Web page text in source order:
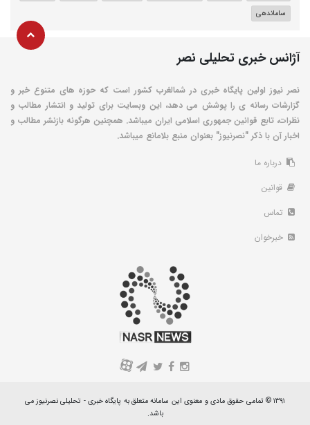
ساماندهی
آژانس خبری تحلیلی نصر
نصر نیوز اولین پایگاه خبری در شمالغرب کشور است که حوزه های متنوع خبر و
گزارشات رسانه ی را پوشش می دهد، این وبسایت برای تولید و انتشار مطالب و
نظرات، تابع قوانین جمهوری اسلامی ایران میباشد. همچنین هرگونه بازنشر مطالب و
اخبار آن با ذکر "نصرنیوز" بعنوان منبع بلامانع میباشد.
درباره ما
قوانین
تماس
خبرخوان
A
۱۳۹۱ © تمامی حقوق مادی و معنوی این سامانه متعلق به پایگاه خبری - تحلیلی نصرنیوز می
باشد.